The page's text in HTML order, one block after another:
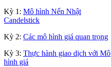
Kỳ 1: Mô hình Nến Nhật
Candelstick
Kỳ 2: Các mô hình giá quan trọng
Kỳ 3: Thực hành giao dịch với Mô
hình giá